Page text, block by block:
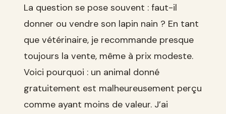
La question se pose souvent : faut-il
donner ou vendre son lapin nain ? En tant
que vétérinaire, je recommande presque
toujours la vente, même à prix modeste.
Voici pourquoi : un animal donné
gratuitement est malheureusement perçu
comme ayant moins de valeur. J’ai